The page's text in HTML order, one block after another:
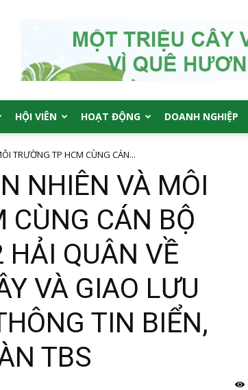
HỘI VIÊN HOẠT ĐỘNG DOANH NGHIỆP
TRƯỜNG TP HCM CÙNG CÁN...
NHIÊN VÀ MÔI
CÙNG CÁN BỘ
HẢI QUÂN VỀ
VÀ GIAO LƯU
TIN BIỂN,
TBS